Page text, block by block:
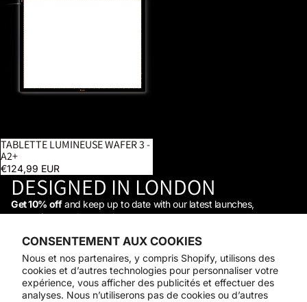
CONSENTEMENT AUX COOKIES
Nous et nos partenaires, y compris Shopify, utilisons des
cookies et d’autres technologies pour personnaliser votre
expérience, vous afficher des publicités et effectuer des
analyses. Nous n’utiliserons pas de cookies ou d’autres
TABLETTE LUMINEUSE WAFER 3 -
A2+
€124,99 EUR
DESIGNED IN LONDON
Get 10% offand keep up to date with our latest launches,
promotions, and so much more →
FacebookInstagramYoutubeTiktokLinkedin
Shop
Support
Daylight